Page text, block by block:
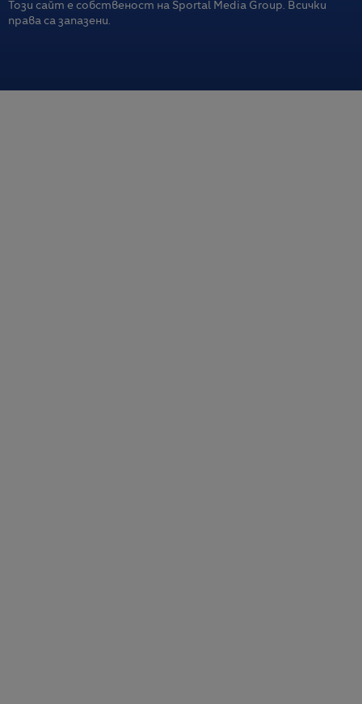
Този сайт е собственост на Sportal Media Group. Всички
права са запазени.